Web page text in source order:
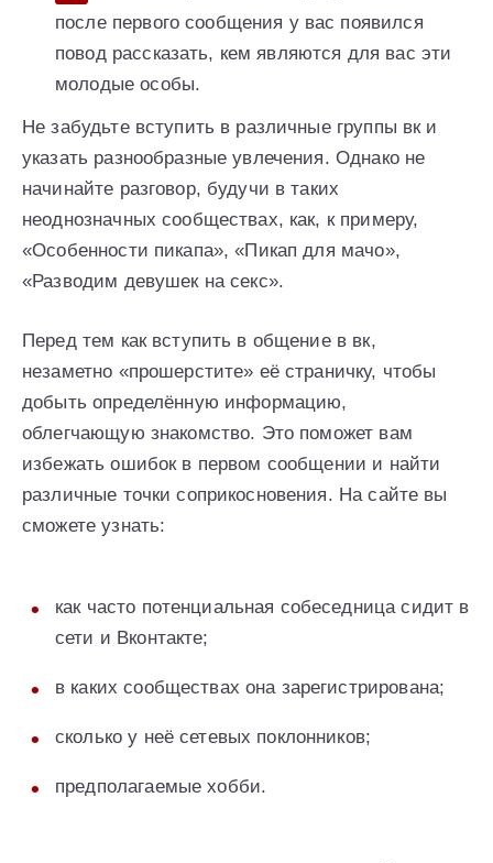
после первого сообщения у вас появился
повод рассказать, кем являются для вас эти
молодые особы.
Не забудьте вступить в различные группы вк и
указать разнообразные увлечения. Однако не
начинайте разговор, будучи в таких
неоднозначных сообществах, как, к примеру,
«Особенности пикапа», «Пикап для мачо»,
«Разводим девушек на секс».
Перед тем как вступить в общение в вк,
незаметно «прошерстите» её страничку, чтобы
добыть определённую информацию,
облегчающую знакомство. Это поможет вам
избежать ошибок в первом сообщении и найти
различные точки соприкосновения. На сайте вы
сможете узнать:
как часто потенциальная собеседница сидит в
сети и Вконтакте;
в каких сообществах она зарегистрирована;
сколько у неё сетевых поклонников;
предполагаемые хобби.